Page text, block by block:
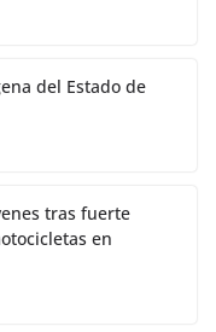
del Estado de
tras fuerte
en